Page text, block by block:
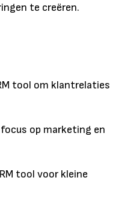
te creëren.
tool om klantrelaties
op marketing en
tool voor kleine